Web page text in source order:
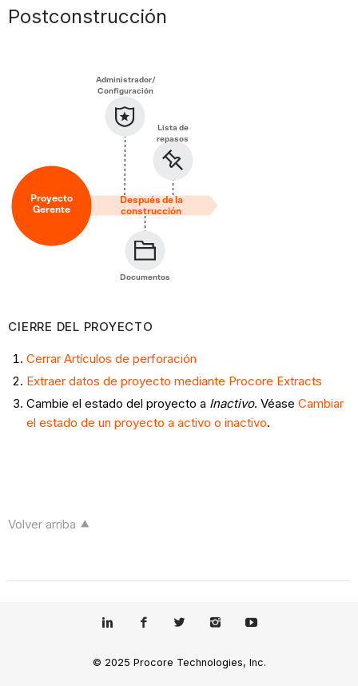
Postconstrucción
Documentos
Después de la
construcción
Proyecto
Gerente
Administrador/
Configuración
Lista de
repasos
CIERRE DEL PROYECTO
Cerrar Artículos de perforación
Extraer datos de proyecto mediante Procore Extracts
Cambie el estado del proyecto a Inactivo. Véase Cambiar
el estado de un proyecto a activo o inactivo.
Volver arriba
© 2025 Procore Technologies, Inc.